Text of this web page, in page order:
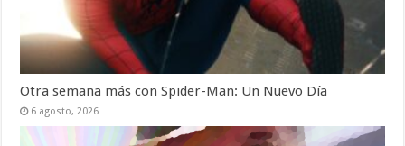
Otra semana más con Spider-Man: Un Nuevo Día
6 agosto, 2026